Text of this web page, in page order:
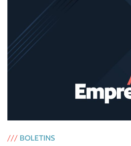
/// BOLETINS